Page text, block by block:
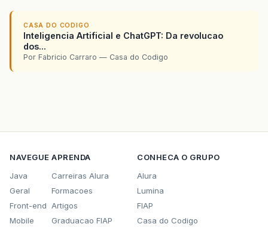
CASA DO CODIGO
Inteligencia Artificial e ChatGPT: Da revolucao
dos...
Por Fabricio Carraro — Casa do Codigo
NAVEGUE
Java
Geral
Front-end
Mobile
APRENDA
Carreiras Alura
Formacoes
Artigos
Graduacao FIAP
CONHECA O GRUPO
Alura
Lumina
FIAP
Casa do Codigo